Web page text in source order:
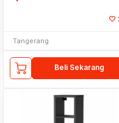
Tangerang
Beli Sekarang